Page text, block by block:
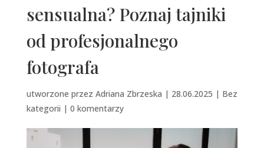
sensualna? Poznaj tajniki
od profesjonalnego
fotografa
utworzone przez Adriana Zbrzeska | 28.06.2025 | Bez
kategorii | 0 komentarzy